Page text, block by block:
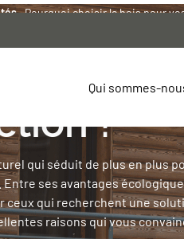
Qui sommes-
Scierie
Moulin
France
Pourquoi choisir le bois pour
choisir
?
qui séduit de plus en plus
ses avantages
qui recherchent une
raisons qui vous